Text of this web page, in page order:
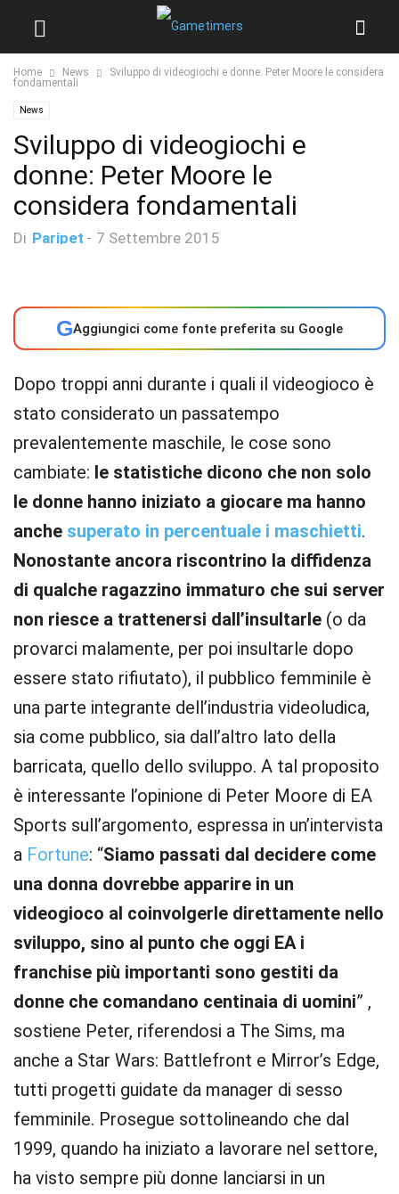
Home News
Sviluppo di videogiochi e donne: Peter Moore le considera
fondamentali
News
Sviluppo di videogiochi e
donne: Peter Moore le
considera fondamentali
Di Paripet - 7 Settembre 2015
GAggiungici come fonte preferita su Google
Dopo troppi anni durante i quali il videogioco è
stato considerato un passatempo
prevalentemente maschile, le cose sono
cambiate: le statistiche dicono che non solo
le donne hanno iniziato a giocare ma hanno
anche superato in percentuale i maschietti.
Nonostante ancora riscontrino la diffidenza
di qualche ragazzino immaturo che sui server
non riesce a trattenersi dall’insultarle (o da
provarci malamente, per poi insultarle dopo
essere stato rifiutato), il pubblico femminile è
una parte integrante dell’industria videoludica,
sia come pubblico, sia dall’altro lato della
barricata, quello dello sviluppo. A tal proposito
è interessante l’opinione di Peter Moore di EA
Sports sull’argomento, espressa in un’intervista
a Fortune: “Siamo passati dal decidere come
una donna dovrebbe apparire in un
videogioco al coinvolgerle direttamente nello
sviluppo, sino al punto che oggi EA i
franchise più importanti sono gestiti da
donne che comandano centinaia di uomini” ,
sostiene Peter, riferendosi a The Sims, ma
anche a Star Wars: Battlefront e Mirror’s Edge,
tutti progetti guidate da manager di sesso
femminile. Prosegue sottolineando che dal
1999, quando ha iniziato a lavorare nel settore,
ha visto sempre più donne lanciarsi in un